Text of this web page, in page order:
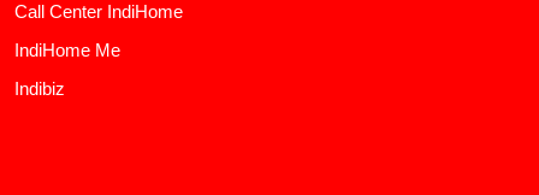
Call Center IndiHome
IndiHome Me
Indibiz